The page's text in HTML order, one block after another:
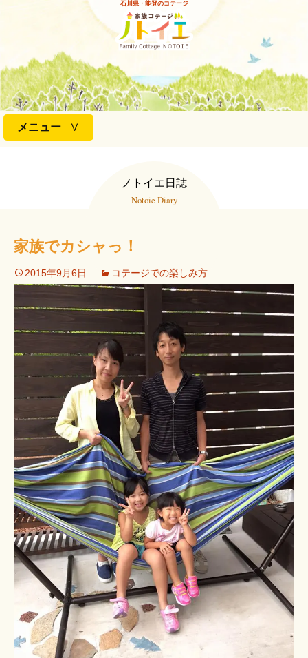
石川県・能登のコテージ
メニュー
ッ
ノトイエ日誌
Notoie Diary
家族でカシャっ！
2015年9月6日 コテージでの楽しみ方